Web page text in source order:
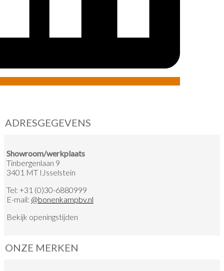
ADRESGEGEVENS
Showroom/werkplaats
Tinbergenlaan 9
3401 MT IJsselstein
Tel: +31 (0)30-6880999
E-mail: @bonenkampbv.nl
Bekijk openingstijden
ONZE MERKEN